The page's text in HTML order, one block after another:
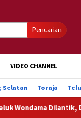
Pencarian
VIDEO CHANNEL
Selatan Toraja
Dorong Perhatian